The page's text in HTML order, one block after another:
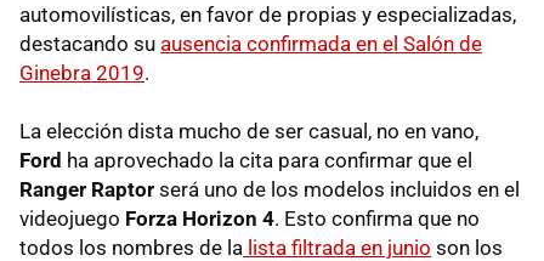
automovilísticas, en favor de propias y especializadas,
destacando su ausencia confirmada en el Salón de
Ginebra 2019.
La elección dista mucho de ser casual, no en vano,
Ford ha aprovechado la cita para confirmar que el
Ranger Raptor será uno de los modelos incluidos en el
videojuego Forza Horizon 4. Esto confirma que no
todos los nombres de la lista filtrada en junio son los